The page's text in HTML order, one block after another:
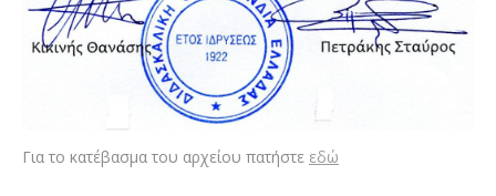
Για το κατέβασμα του αρχείου πατήστε εδώ